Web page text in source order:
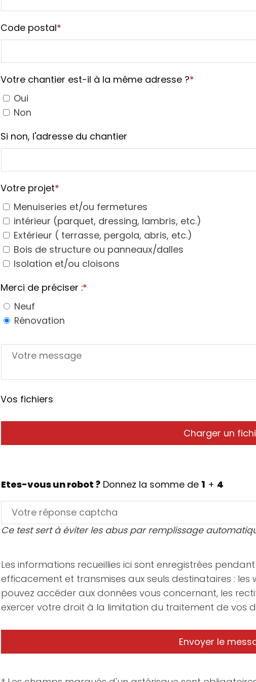
Code postal*
Votre chantier est-il à la même adresse ?*
Oui
Non
Si non, l'adresse du chantier
Votre projet*
Menuiseries et/ou fermetures
intérieur (parquet, dressing, lambris, etc.)
Extérieur ( terrasse, pergola, abris, etc.)
Bois de structure ou panneaux/dalles
Isolation et/ou cloisons
Merci de préciser :*
Neuf
Rénovation
Vos fichiers
Charger un
Etes-vous un robot ? Donnez la somme de 1 + 4
Ce test sert à éviter les abus par remplissage
Les informations recueillies ici sont enregistrées
efficacement et transmises aux seuls destinataires :
pouvez accéder aux données vous concernant, les
exercer votre droit à la limitation du traitement de vos